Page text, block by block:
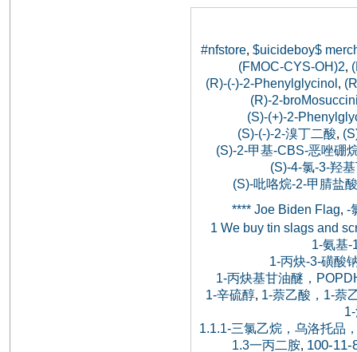
#nfstore, $uicideboy$
(FMOC-CYS-OH)2,
(R)-(-)-2-Phenylglycinol,
(R)-2-
(S)-(+)-2-
(S)-(-)-2-溴丁二酸,
(S)-2-甲基-CBS-恶唑硼
(S)-4-氯-3-羟
(S)-吡咯烷-2-甲腈盐
**** Joe Biden Flag,-
1 We buy tin slags and
1-氨基-
1-丙炔-3-磺酸
1-丙炔基甘油醚，
1-辛硫醇, 1-萘乙酸，1-萘
1.1.1-三氯乙烷，乌洛托品
1.3一丙二胺, 100-11-